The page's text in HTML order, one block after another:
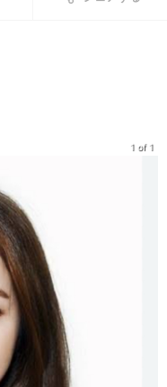
1 of 1